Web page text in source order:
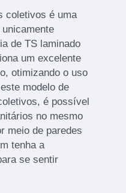
coletivos é uma
de TS laminado
um excelente
otimizando o uso
modelo de
é possível
no mesmo
meio de paredes
tenha a
se sentir